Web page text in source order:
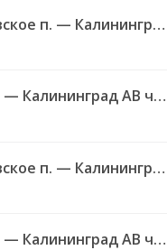
583 Чернышевское п. — Калининград АВ ч/з Черняховск АС
580 Гусев КДП — Калининград АВ ч/з Черняховск АС
583 Чернышевское п. — Калининград АВ ч/з Черняховск АС
580 Гусев КДП — Калининград АВ ч/з Черняховск АС